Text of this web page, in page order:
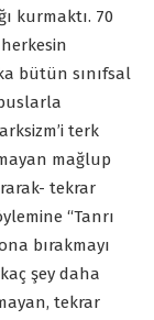
kurmaktı. 70
bütün sınıfsal
terk
mağlup
tekrar
“Tanrı
bırakmayı
şey daha
tekrar